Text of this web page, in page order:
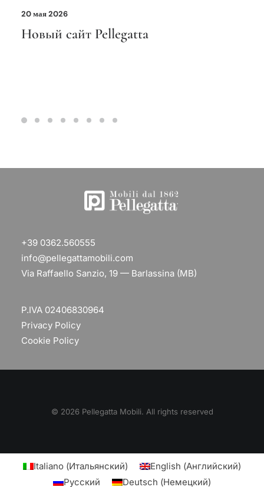
20 мая 2026
Новый сайт Pellegatta
+39 0362.560555
info@pellegattamobili.com
Via Raffaello Sanzio, 19 — Barlassina (MB)
P.IVA 02406830964
Privacy Policy
Cookie Policy
© 2026 Pellegatta Mobili. All rights reserved
Italiano (Итальянский) English (Английский)
Русский
Deutsch (Немецкий)